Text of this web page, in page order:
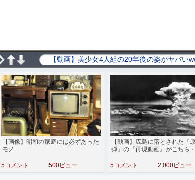
【画像】昭和の家庭には必ずあった
モノ
5コメント 500ビュー
【動画】広島に落とされた『
弾』の『再現動画』がこちら
5コメント 2,000ビュー